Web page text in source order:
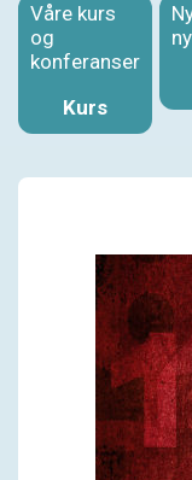
Våre kurs
og
konferanser
Kurs